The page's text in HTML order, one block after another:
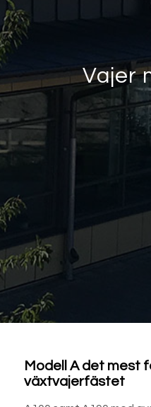
Vajer
Modell A det mest
växtvajerfästet